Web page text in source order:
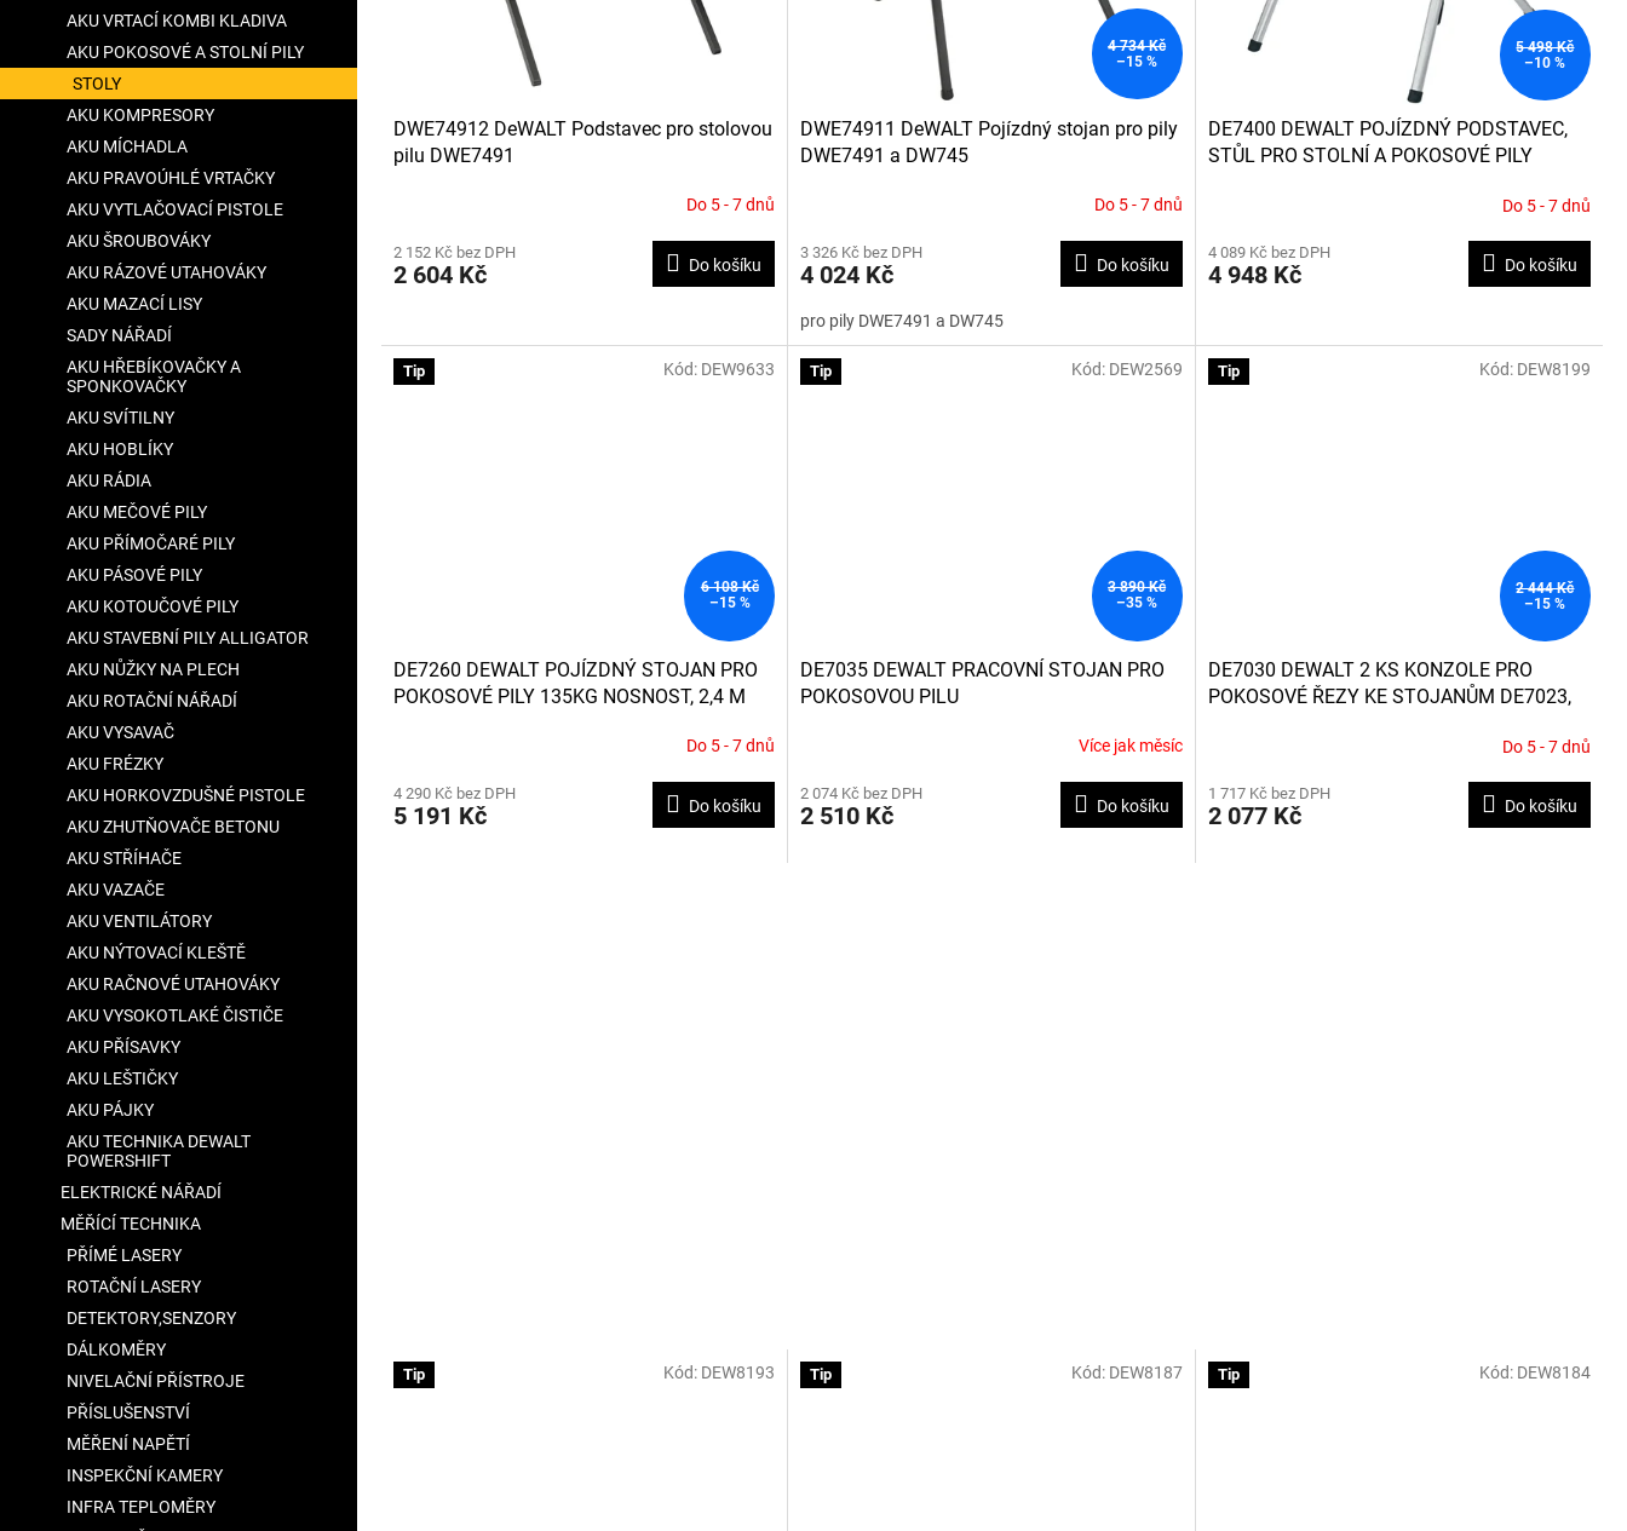
AKU VRTACÍ KOMBI KLADIVA
AKU POKOSOVÉ A STOLNÍ PILY
STOLY
AKU KOMPRESORY
AKU MÍCHADLA
AKU PRAVOÚHLÉ VRTAČKY
AKU VYTLAČOVACÍ PISTOLE
AKU ŠROUBOVÁKY
AKU RÁZOVÉ UTAHOVÁKY
AKU MAZACÍ LISY
SADY NÁŘADÍ
AKU HŘEBÍKOVAČKY A
SPONKOVAČKY
AKU SVÍTILNY
AKU HOBLÍKY
AKU RÁDIA
AKU MEČOVÉ PILY
AKU PŘÍMOČARÉ PILY
AKU PÁSOVÉ PILY
AKU KOTOUČOVÉ PILY
AKU STAVEBNÍ PILY ALLIGATOR
AKU NŮŽKY NA PLECH
AKU ROTAČNÍ NÁŘADÍ
AKU VYSAVAČ
AKU FRÉZKY
AKU HORKOVZDUŠNÉ PISTOLE
AKU ZHUTŇOVAČE BETONU
AKU STŘÍHAČE
AKU VAZAČE
AKU VENTILÁTORY
AKU NÝTOVACÍ KLEŠTĚ
AKU RAČNOVÉ UTAHOVÁKY
AKU VYSOKOTLAKÉ ČISTIČE
AKU PŘÍSAVKY
AKU LEŠTIČKY
AKU PÁJKY
AKU TECHNIKA DEWALT
POWERSHIFT
ELEKTRICKÉ NÁŘADÍ
MĚŘÍCÍ TECHNIKA
PŘÍMÉ LASERY
ROTAČNÍ LASERY
DETEKTORY,SENZORY
DÁLKOMĚRY
NIVELAČNÍ PŘÍSTROJE
PŘÍSLUŠENSTVÍ
MĚŘENÍ NAPĚTÍ
INSPEKČNÍ KAMERY
INFRA TEPLOMĚRY
DWE74912 DeWALT Podstavec pro stolovou
pilu DWE7491
Do 5 - 7 dnů
2 152 Kč bez DPH
2 604 Kč Do košíku
4 734 Kč
–15 %
DWE74911 DeWALT Pojízdný stojan pro pily
DWE7491 a DW745
produktu
je
z
5
hvězdiček.
Do 5 - 7 dnů
3 326 Kč bez DPH
4 024 Kč Do košíku
pro pily DWE7491 a DW745
5 498 Kč
–10 %
DE7400 DEWALT POJÍZDNÝ PODSTAVEC,
STŮL PRO STOLNÍ A POKOSOVÉ PILY
produktu
je
5
hvězdiček.
Do 5 - 7 dnů
4 089 Kč bez DPH
4 948 Kč Do košíku
Tip
6 108 Kč
–15 %
DE7260 DEWALT POJÍZDNÝ STOJAN PRO
POKOSOVÉ PILY 135KG NOSNOST, 2,4 M
produktu
je
Do 5 - 7 dnů
4 290 Kč bez DPH
5 191 Kč Do košíku
Kód: DEW9633 Tip
3 890 Kč
–35 %
DE7035 DEWALT PRACOVNÍ STOJAN PRO
POKOSOVOU PILU
Více jak měsíc
2 074 Kč bez DPH
2 510 Kč Do košíku
Kód: DEW2569 Tip
2 444 Kč
–15 %
DE7030 DEWALT 2 KS KONZOLE PRO
POKOSOVÉ ŘEZY KE STOJANŮM DE7023,
Do 5 - 7 dnů
1 717 Kč bez DPH
2 077 Kč Do košíku
Kód: DEW8199
Tip Kód: DEW8193 Tip Kód: DEW8187 Tip Kód: DEW8184